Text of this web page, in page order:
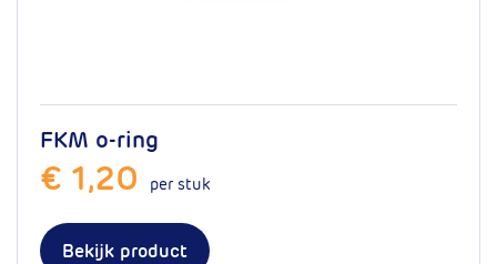
FKM o-ring
€ 1,20 per stuk
Bekijk product